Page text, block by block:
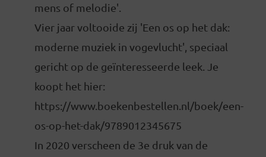
mens of melodie'.
Vier jaar voltooide zij 'Een os op het dak:
moderne muziek in vogevlucht', speciaal
gericht op de geïnteresseerde leek. Je
koopt het hier:
https://www.boekenbestellen.nl/boek/een-
os-op-het-dak/9789012345675
In 2020 verscheen de 3e druk van de